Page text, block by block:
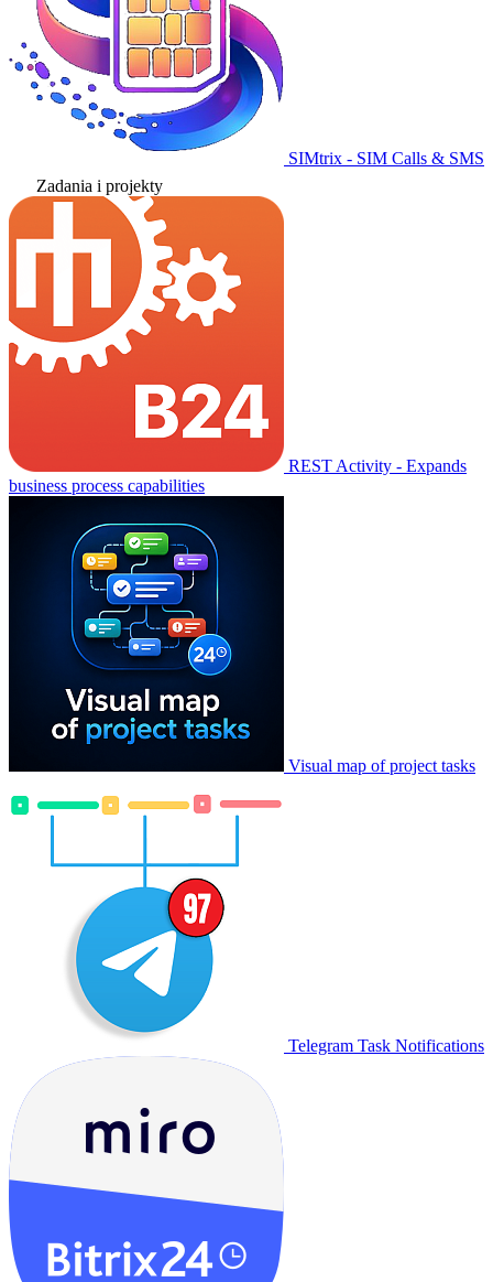
SIMtrix - SIM Calls & SMS
Zadania i projekty
REST Activity - Expands
business process capabilities
Visual map of project tasks
Telegram Task Notifications